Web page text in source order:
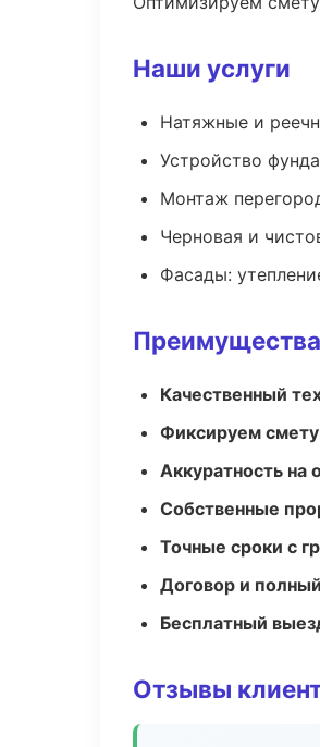
Наши услуги
Натяжные и
Устройство
Монтаж
Черновая и
Фасады:
Качественный
Фиксируем
Аккуратность на
Собственные
Точные сроки с
Договор и
Бесплатный
Отзывы